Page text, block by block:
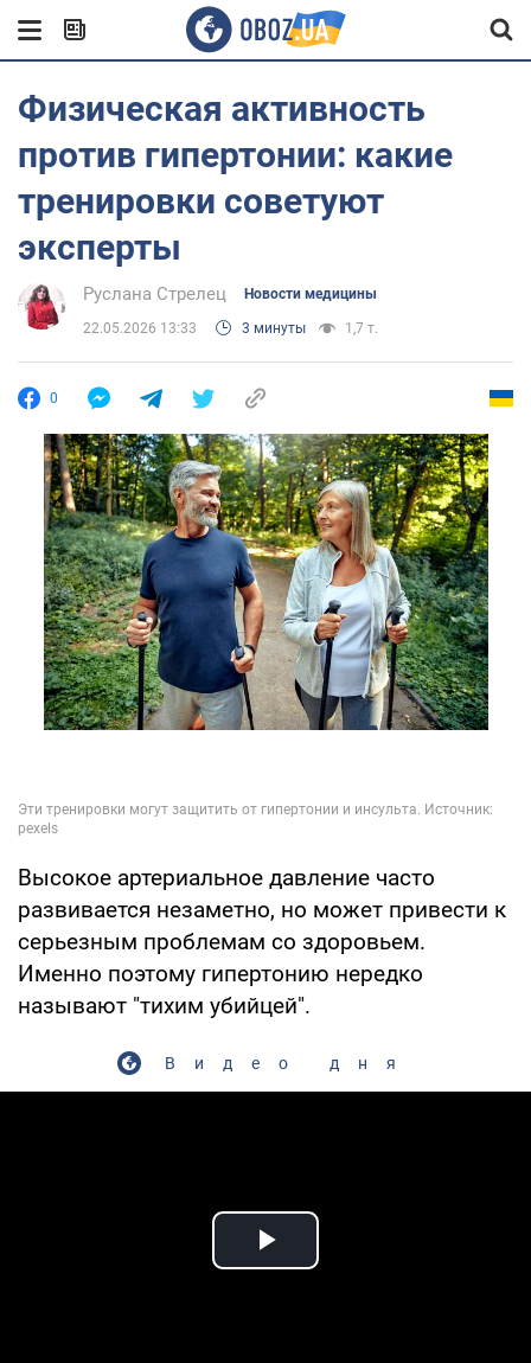
Физическая активность
против гипертонии: какие
тренировки советуют
эксперты
Руслана Стрелец Новости медицины
22.05.2026 13:33 3 минуты 1,7 т.
0
Высокое артериальное давление часто
развивается незаметно, но может привести к
серьезным проблемам со здоровьем.
Именно поэтому гипертонию нередко
называют "тихим убийцей".
Видео дня
Play Video